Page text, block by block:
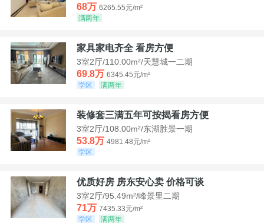
68万 6265.55元/m²
满两年
家具家电齐全 看房方便
3室2厅/110.00m²/天慧城一二期
69.8万 6345.45元/m²
学区
满两年
装修套三满五年可按揭看房方便
3室2厅/108.00m²/东湖胜景一期
53.8万 4981.48元/m²
学区
优质好房 房东安心卖 价格可谈
3室2厅/95.49m²/峰景里二期
71万 7435.33元/m²
学区
满两年